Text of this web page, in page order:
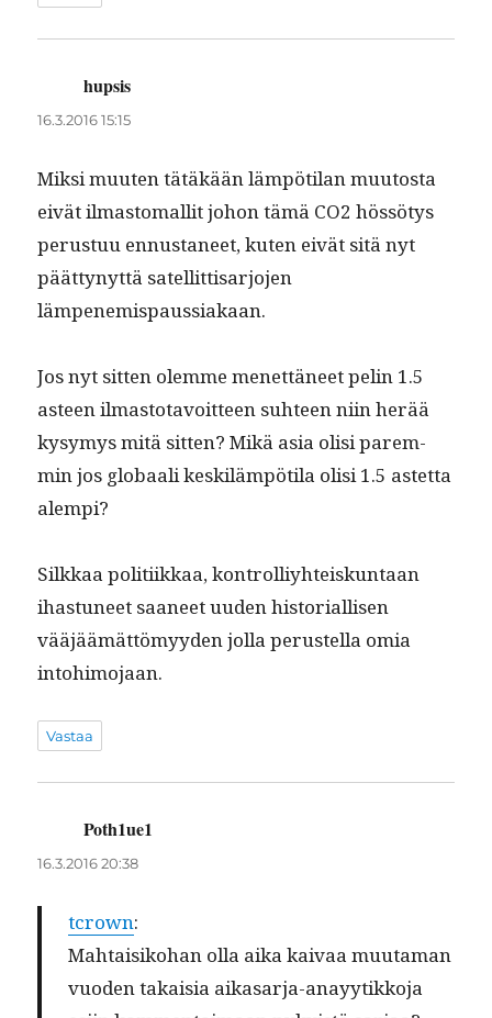
hupsis
16.3.2016 15:15
Mik­si muuten tätäkään läm­pöti­lan muu­tos­ta
eivät ilmas­tom­a­llit johon tämä CO2 hössö­tys
perus­tuu ennus­ta­neet, kuten eivät sitä nyt
päät­tynyt­tä satel­lit­ti­s­ar­jo­jen
lämpenemispaussiakaan.
Jos nyt sit­ten olemme menet­täneet pelin 1.5
asteen ilmas­to­tavoit­teen suh­teen niin herää
kysymys mitä sit­ten? Mikä asia olisi parem­
min jos globaali keskiläm­pöti­la olisi 1.5 astet­ta
alempi?
Silkkaa poli­ti­ikkaa, kon­trol­liy­hteiskun­taan
ihas­tuneet saa­neet uuden his­to­ri­al­lisen
vääjäämät­tömyy­den jol­la perustel­la omia
intohimojaan.
Vastaa
Poth1ue1
16.3.2016 20:38
tcrown:
Mah­taisiko­han olla aika kaivaa muu­ta­man
vuo­den takaisia aikasar­ja-anayytikko­ja